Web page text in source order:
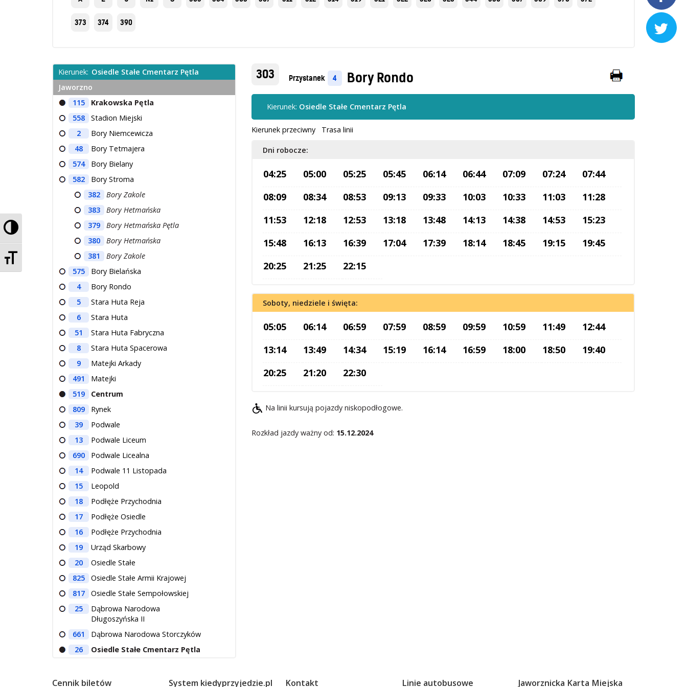
Przełącz wysoki kontrast
Zmień rozmiar czcionek

373 374 390
303 Przystanek 4 Bory Rondo
Kierunek: Osiedle Stałe Cmentarz Pętla
Kierunek przeciwny Trasa linii
Dni robocze:
04:25 05:00 05:25 05:45 06:14 06:44 07:09 07:24
07:44
08:09
08:34 08:53 09:13 09:33 10:03 10:33 11:03
11:28
11:53
12:18 12:53 13:18 13:48 14:13 14:38 14:53
15:23
15:48
16:13 16:39 17:04 17:39 18:14 18:45 19:15
19:45
20:25
21:25 22:15
Soboty, niedziele i święta:
05:05 06:14 06:59 07:59 08:59 09:59 10:59 11:49
12:44
13:14
13:49 14:34 15:19 16:14 16:59 18:00 18:50
19:40
20:25
21:20 22:30
Na linii kursują pojazdy niskopodłogowe.
Rozkład jazdy ważny od: 15.12.2024
Kierunek: Osiedle Stałe Cmentarz Pętla
Jaworzno
115
Krakowska Pętla
558
Stadion Miejski
2
Bory Niemcewicza
48
Bory Tetmajera
574
Bory Bielany
582
Bory Stroma
382
Bory Zakole
383
Bory Hetmańska
379
Bory Hetmańska Pętla
380
Bory Hetmańska
381
Bory Zakole
575
Bory Bielańska
4
Bory Rondo
5
Stara Huta Reja
6
Stara Huta
51
Stara Huta Fabryczna
8
Stara Huta Spacerowa
9
Matejki Arkady
491
Matejki
519
Centrum
809
Rynek
39
Podwale
13
Podwale Liceum
690
Podwale Licealna
14
Podwale 11 Listopada
15
Leopold
18
Podłęże Przychodnia
17
Podłęże Osiedle
16
Podłęże Przychodnia
19
Urząd Skarbowy
20
Osiedle Stałe
825
Osiedle Stałe Armii Krajowej
817
Osiedle Stałe Sempołowskiej
25
Dąbrowa Narodowa
Długoszyńska II
661
Dąbrowa Narodowa Storczyków
26
Osiedle Stałe Cmentarz Pętla
Cennik biletów System kiedyprzyjedzie.pl Kontakt Linie autobusowe Jaworznicka Karta Miejska